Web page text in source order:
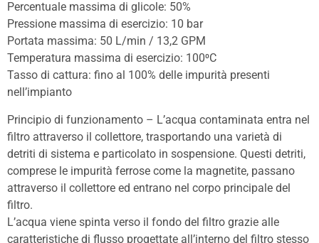
Percentuale massima di glicole: 50%
Pressione massima di esercizio: 10 bar
Portata massima: 50 L/min / 13,2 GPM
Temperatura massima di esercizio: 100⁰C
Tasso di cattura: fino al 100% delle impurità presenti
nell’impianto
Principio di funzionamento – L’acqua contaminata entra nel
filtro attraverso il collettore, trasportando una varietà di
detriti di sistema e particolato in sospensione. Questi detriti,
comprese le impurità ferrose come la magnetite, passano
attraverso il collettore ed entrano nel corpo principale del
filtro.
L’acqua viene spinta verso il fondo del filtro grazie alle
caratteristiche di flusso progettate all’interno del filtro stesso